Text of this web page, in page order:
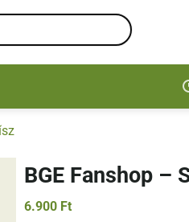
BGE Fanshop –
6.900 Ft